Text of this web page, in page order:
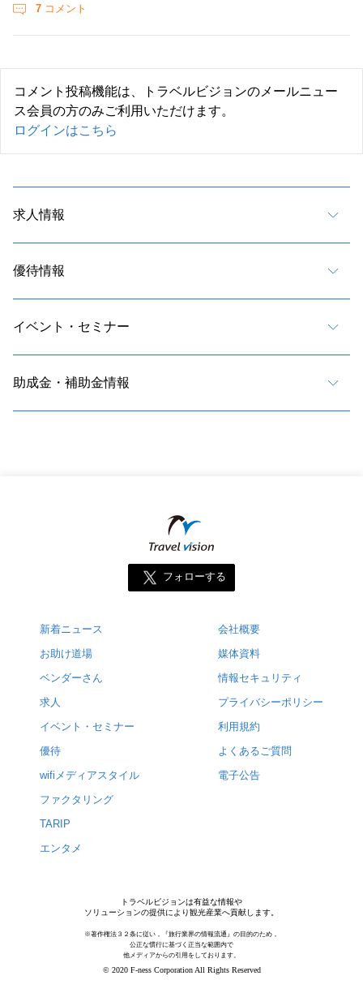
7 コメント
コメント投稿機能は、トラベルビジョンのメールニュー
ス会員の方のみご利用いただけます。
ログインはこちら
求人情報
優待情報
イベント・セミナー
助成金・補助金情報
フォローする
新着ニュース
お助け道場
ベンダーさん
求人
イベント・セミナー
優待
wifiメディアスタイル
ファクタリング
TARIP
エンタメ
会社概要
媒体資料
情報セキュリティ
プライバシーポリシー
利用規約
よくあるご質問
電子公告
トラベルビジョンは有益な情報や
ソリューションの提供により観光産業へ貢献します。
※著作権法３２条に従い，『旅行業界の情報流通』の目的のため，
公正な慣行に基づく正当な範囲内で
他メディアからの引用をしております。
© 2020 F-ness Corporation All Rights Reserved